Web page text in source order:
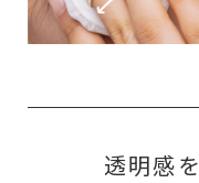
透明感